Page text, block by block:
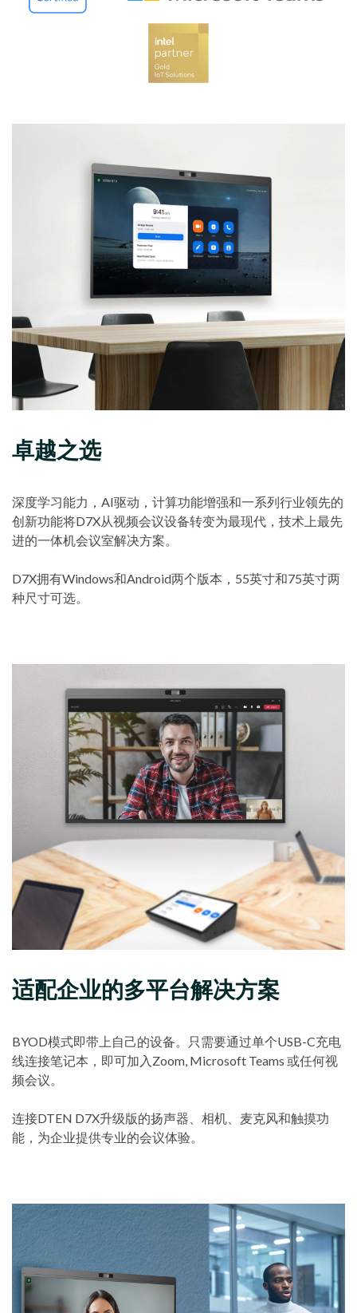
卓越之选
深度学习能力，AI驱动，计算功能增强和一系列行业领先的
创新功能将D7X从视频会议设备转变为最现代，技术上最先
进的一体机会议室解决方案。
D7X拥有Windows和Android两个版本，55英寸和75英寸两
种尺寸可选。
适配企业的多平台解决方案
BYOD模式即带上自己的设备。只需要通过单个USB-C充电
线连接笔记本，即可加入Zoom, Microsoft Teams 或任何视
频会议。
连接DTEN D7X升级版的扬声器、相机、麦克风和触摸功
能，为企业提供专业的会议体验。